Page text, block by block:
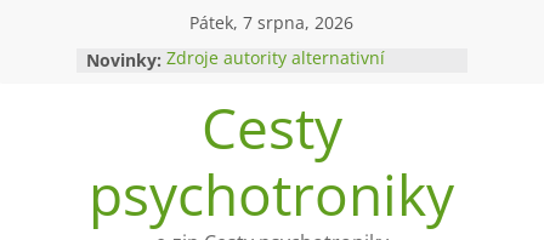
Pátek, 7 srpna, 2026
Novinky: Zdroje autority alternativní
Upíři a mytologie?
Ohnivý poltergeist
Tragédie Anny Göldi
Zlatý východ
Cesty
psychotroniky